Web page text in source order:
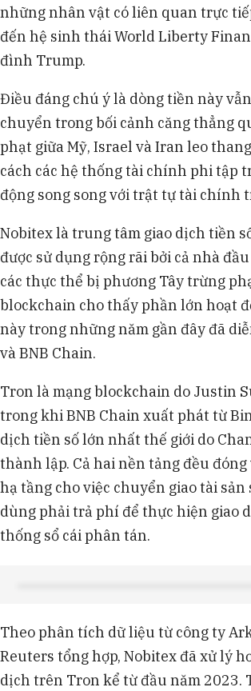
Iran và Quân đoàn Vệ binh Cách
Iran (IRGC), theo phân tích
tạo điều kiện cho sự phát triển của
số như World Liberty Financial, làm
cãi về xung đột lợi ích khi các
được Iran sử dụng.
những nhân vật có liên quan trực
đến hệ sinh thái World Liberty
đình Trump.
Điều đáng chú ý là dòng tiền này
chuyển trong bối cảnh căng thẳng
phạt giữa Mỹ, Israel và Iran leo
cách các hệ thống tài chính phi tập
động song song với trật tự tài chính
Nobitex là trung tâm giao dịch tiền
được sử dụng rộng rãi bởi cả nhà
các thực thể bị phương Tây trừng
blockchain cho thấy phần lớn hoạt
này trong những năm gần đây đã
và BNB Chain.
Tron là mạng blockchain do Justin
trong khi BNB Chain xuất phát từ
dịch tiền số lớn nhất thế giới do
thành lập. Cả hai nền tảng đều đóng
hạ tầng cho việc chuyển giao tài sản
dùng phải trả phí để thực hiện giao
thống sổ cái phân tán.
Theo phân tích dữ liệu từ công ty
Reuters tổng hợp, Nobitex đã xử lý
dịch trên Tron kể từ đầu năm 2023.